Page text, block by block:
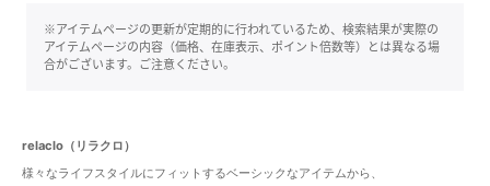
※アイテムページの更新が定期的に行われているため、検索結果が実際の
アイテムページの内容（価格、在庫表示、ポイント倍数等）とは異なる場
合がございます。ご注意ください。
relaclo（リラクロ）
様々なライフスタイルにフィットするベーシックなアイテムから、